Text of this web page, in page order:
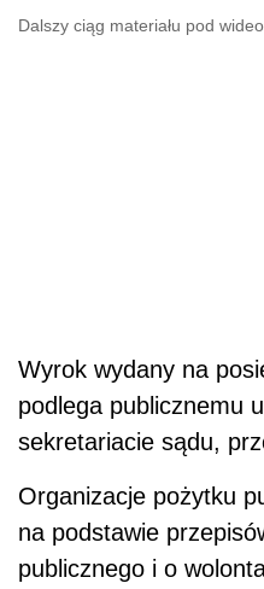
Dalszy ciąg materiału pod wideo
Wyrok wydany na
podlega publicznemu
sekretariacie sądu,
Organizacje pożytku
na podstawie
publicznego i o